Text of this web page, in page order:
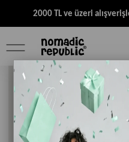
2000 TL ve üzeri